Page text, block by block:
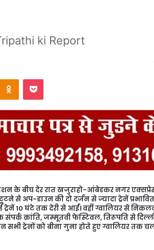
ki Report
के बीच देर रात खजुराहो-आंबेडकर नगर
अप-डाउन की दो दर्जन से ज्यादा ट्रेनें
10 घंटे तक देरी से आईं। वहीं ग्वालियर से
क्रांति, जम्मूतवी फेस्टिवल, तिरूपति से
ट्रेनों को बीना गुना होते हुए ग्वालियर तक